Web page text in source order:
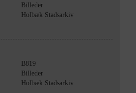
Billeder
Holbæk Stadsarkiv
B819
Billeder
Holbæk Stadsarkiv